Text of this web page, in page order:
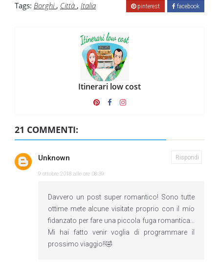
Tags: Borghi , Città , Italia facebook
pinterest
Itinerari low cost
21 COMMENTI:
Unknown
9 ottobre 2018 alle ore 08:39
Davvero un post super romantico! Sono tutte
ottime mete alcune visitate proprio con il mio
fidanzato per fare una piccola fuga romantica...
Mi hai fatto venir voglia di programmare il
prossimo viaggio!!🤣
Rispondi